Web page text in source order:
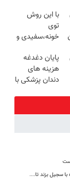
پرکن)
با این روش
توی
خونه،سفیدی و
برگردون
(40%off)
پایان دغدغه
هزینه های
دندان پزشکی با
سجیل بزند تا....